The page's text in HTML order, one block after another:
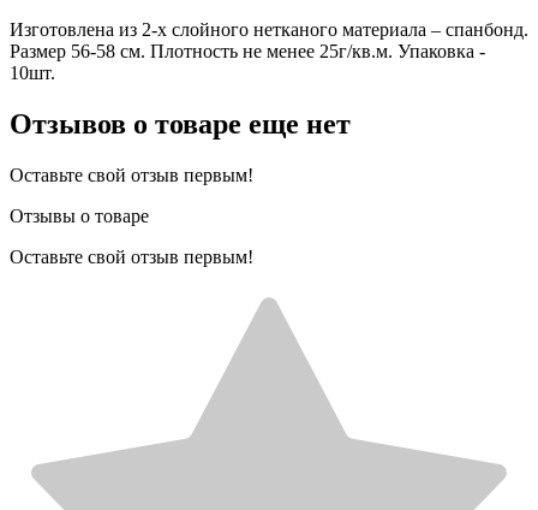
Изготовлена из 2-х слойного нетканого материала – спанбонд.
Размер 56-58 см. Плотность не менее 25г/кв.м. Упаковка -
10шт.
Отзывов о товаре еще нет
Оставьте свой отзыв первым!
Отзывы о товаре
Оставьте свой отзыв первым!